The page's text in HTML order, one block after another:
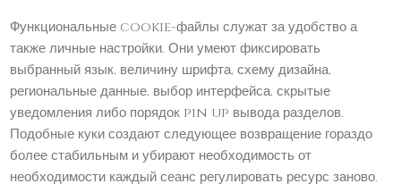
Функциональные cookie-файлы служат за удобство а
также личные настройки. Они умеют фиксировать
выбранный язык, величину шрифта, схему дизайна,
региональные данные, выбор интерфейса, скрытые
уведомления либо порядок pin up вывода разделов.
Подобные куки создают следующее возвращение гораздо
более стабильным и убирают необходимость от
необходимости каждый сеанс регулировать ресурс заново.